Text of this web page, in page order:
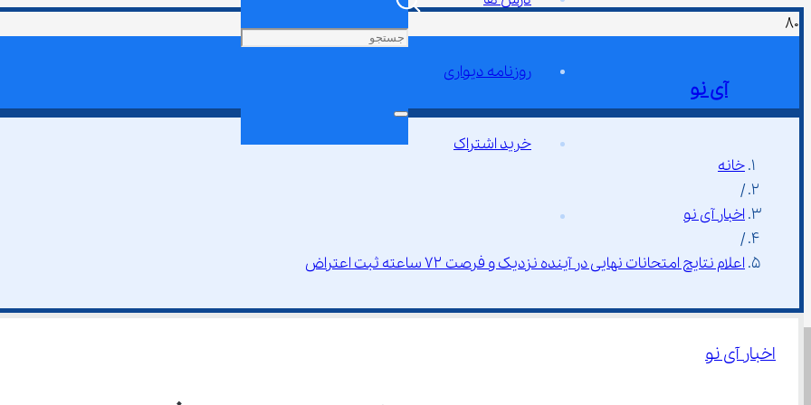
آی نو
روزنامه دیواری
خرید اشتراک
خانه
/
اخبار آی نو
/
اعلام نتایج امتحانات نهایی در آینده نزدیک و فرصت ۷۲ ساعته ثبت اعتراض
اخبار آی نو